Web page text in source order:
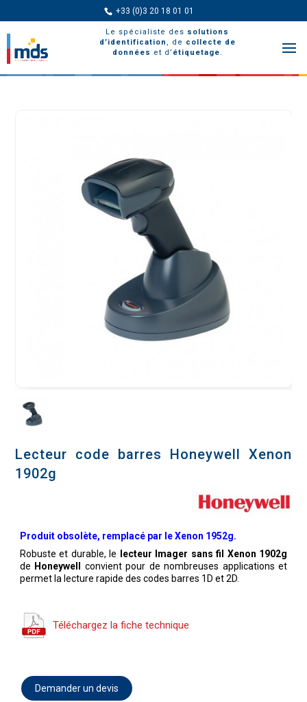
+33 (0)3 20 18 01 01
Le spécialiste des solutions
d’identification , de collecte de
données et d’ étiquetage.
Lecteur code barres Honeywell Xenon
1902g
Produit obsolète, remplacé par leXenon 1952g.
Robuste et durable, le
lecteur Imager sans fil Xenon 1902g
de Honeywell
convient pour de nombreuses applications et
permet la lecture rapide des codes barres 1D et 2D.
Téléchargez la fiche technique
Demander un devis